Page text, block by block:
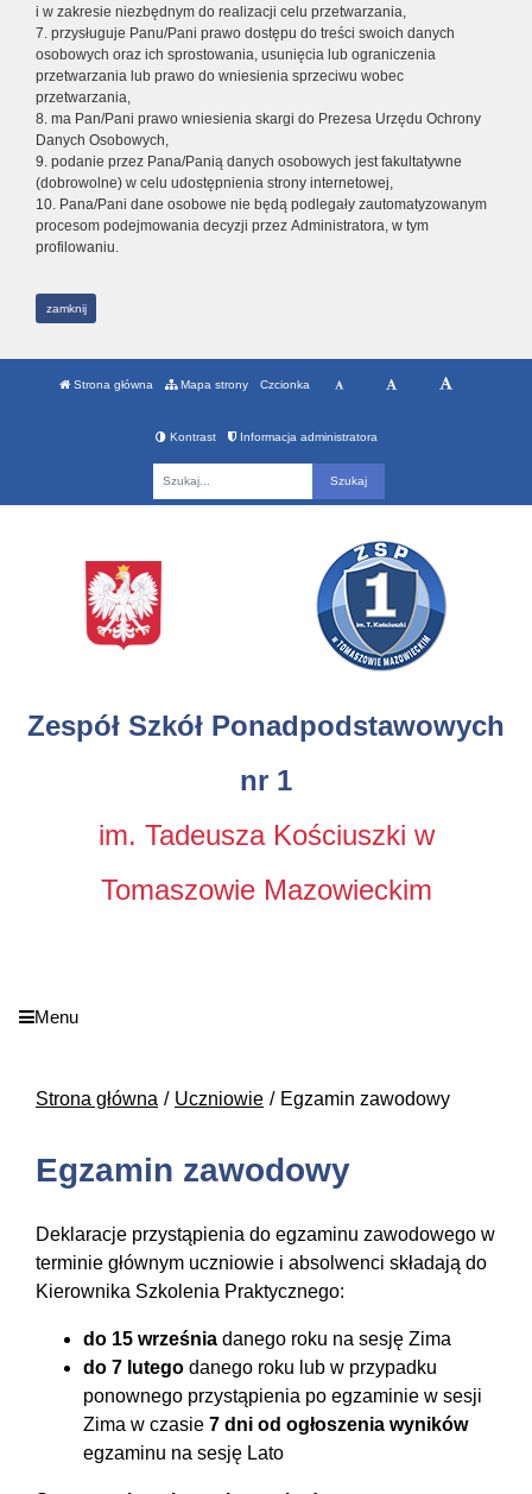
i w zakresie niezbędnym do realizacji celu przetwarzania,
7. przysługuje Panu/Pani prawo dostępu do treści swoich danych
osobowych oraz ich sprostowania, usunięcia lub ograniczenia
przetwarzania lub prawo do wniesienia sprzeciwu wobec
przetwarzania,
8. ma Pan/Pani prawo wniesienia skargi do Prezesa Urzędu Ochrony
Danych Osobowych,
9. podanie przez Pana/Panią danych osobowych jest fakultatywne
(dobrowolne) w celu udostępnienia strony internetowej,
10. Pana/Pani dane osobowe nie będą podlegały zautomatyzowanym
procesom podejmowania decyzji przez Administratora, w tym
profilowaniu.
zamknij
Strona główna Mapa strony Czcionka
Kontrast Informacja administratora
Zespół Szkół Ponadpodstawowych
nr 1
im. Tadeusza Kościuszki w
Tomaszowie Mazowieckim
Menu
Strona główna Uczniowie Egzamin zawodowy
Egzamin zawodowy
Deklaracje przystąpienia do egzaminu zawodowego w
terminie głównym uczniowie i absolwenci składają do
Kierownika Szkolenia Praktycznego:
do 15 września danego roku na sesję Zima
do 7 lutego danego roku lub w przypadku
ponownego przystąpienia po egzaminie w sesji
Zima w czasie 7 dni od ogłoszenia wyników
egzaminu na sesję Lato